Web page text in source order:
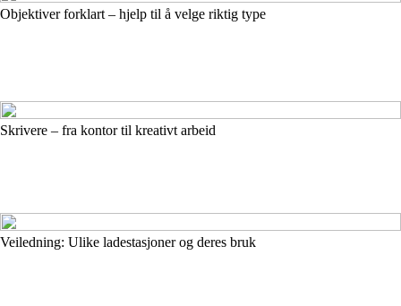
Objektiver forklart – hjelp til å velge riktig type
Skrivere – fra kontor til kreativt arbeid
Veiledning: Ulike ladestasjoner og deres bruk